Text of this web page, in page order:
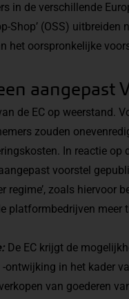
in de verschillende
Shop’ (OSS) uitbreiden
het oorspronkelijke
aangepast
de EC op weerstand.
zouden
In reactie op
voorstel
regime’, zoals hiervoor
platformbedrijven meer
De EC krijgt de
in het kader
van goederen